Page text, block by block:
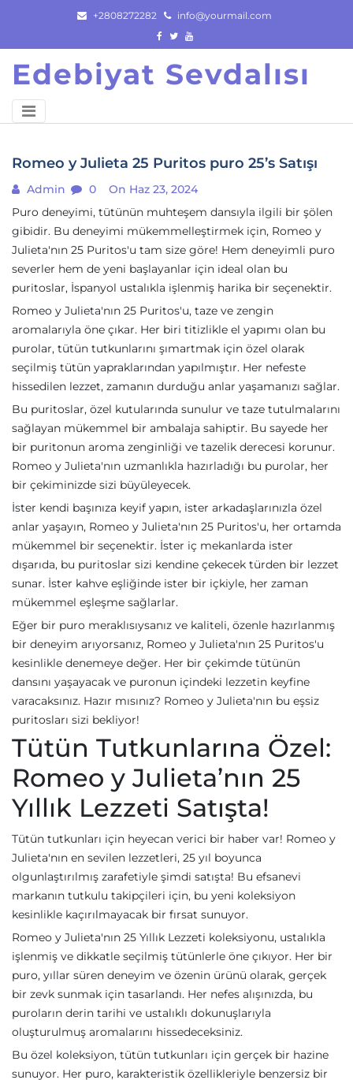
content
+2808272282 info@yourmail.com
Edebiyat Sevdalısı
Romeo y Julieta 25 Puritos puro 25’s Satışı
Admin 0
On Haz 23, 2024
Puro deneyimi, tütünün muhteşem dansıyla ilgili bir şölen
gibidir. Bu deneyimi mükemmelleştirmek için, Romeo y
Julieta'nın 25 Puritos'u tam size göre! Hem deneyimli puro
severler hem de yeni başlayanlar için ideal olan bu
puritoslar, İspanyol ustalıkla işlenmiş harika bir seçenektir.
Romeo y Julieta'nın 25 Puritos'u, taze ve zengin
aromalarıyla öne çıkar. Her biri titizlikle el yapımı olan bu
purolar, tütün tutkunlarını şımartmak için özel olarak
seçilmiş tütün yapraklarından yapılmıştır. Her nefeste
hissedilen lezzet, zamanın durduğu anlar yaşamanızı sağlar.
Bu puritoslar, özel kutularında sunulur ve taze tutulmalarını
sağlayan mükemmel bir ambalaja sahiptir. Bu sayede her
bir puritonun aroma zenginliği ve tazelik derecesi korunur.
Romeo y Julieta'nın uzmanlıkla hazırladığı bu purolar, her
bir çekiminizde sizi büyüleyecek.
İster kendi başınıza keyif yapın, ister arkadaşlarınızla özel
anlar yaşayın, Romeo y Julieta'nın 25 Puritos'u, her ortamda
mükemmel bir seçenektir. İster iç mekanlarda ister
dışarıda, bu puritoslar sizi kendine çekecek türden bir lezzet
sunar. İster kahve eşliğinde ister bir içkiyle, her zaman
mükemmel eşleşme sağlarlar.
Eğer bir puro meraklısıysanız ve kaliteli, özenle hazırlanmış
bir deneyim arıyorsanız, Romeo y Julieta'nın 25 Puritos'u
kesinlikle denemeye değer. Her bir çekimde tütünün
dansını yaşayacak ve puronun içindeki lezzetin keyfine
varacaksınız. Hazır mısınız? Romeo y Julieta'nın bu eşsiz
puritosları sizi bekliyor!
Tütün Tutkunlarına Özel:
Romeo y Julieta’nın 25
Yıllık Lezzeti Satışta!
Tütün tutkunları için heyecan verici bir haber var! Romeo y
Julieta'nın en sevilen lezzetleri, 25 yıl boyunca
olgunlaştırılmış zarafetiyle şimdi satışta! Bu efsanevi
markanın tutkulu takipçileri için, bu yeni koleksiyon
kesinlikle kaçırılmayacak bir fırsat sunuyor.
Romeo y Julieta'nın 25 Yıllık Lezzeti koleksiyonu, ustalıkla
işlenmiş ve dikkatle seçilmiş tütünlerle öne çıkıyor. Her bir
puro, yıllar süren deneyim ve özenin ürünü olarak, gerçek
bir zevk sunmak için tasarlandı. Her nefes alışınızda, bu
puroların derin tarihi ve ustalıklı dokunuşlarıyla
oluşturulmuş aromalarını hissedeceksiniz.
Bu özel koleksiyon, tütün tutkunları için gerçek bir hazine
sunuyor. Her puro, karakteristik özellikleriyle benzersiz bir